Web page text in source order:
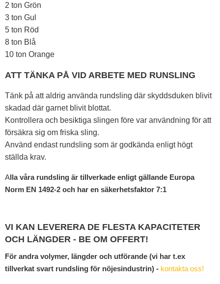
2 ton Grön
3 ton Gul
5 ton Röd
8 ton Blå
10 ton Orange
ATT TÄNKA PÅ VID ARBETE MED RUNSLING
Tänk på att aldrig använda rundsling där skyddsduken blivit
skadad där garnet blivit blottat.
Kontrollera och besiktiga slingen före var användning för att
försäkra sig om friska sling.
Använd endast rundsling som är godkända enligt högt
ställda krav.
Alla våra rundsling är tillverkade enligt gällande Europa
Norm EN 1492-2 och har en säkerhetsfaktor 7:1
VI KAN LEVERERA DE FLESTA KAPACITETER
OCH LÄNGDER - BE OM OFFERT!
För andra volymer, längder och utförande (vi har t.ex
tillverkat svart rundsling för nöjesindustrin) - kontakta oss!